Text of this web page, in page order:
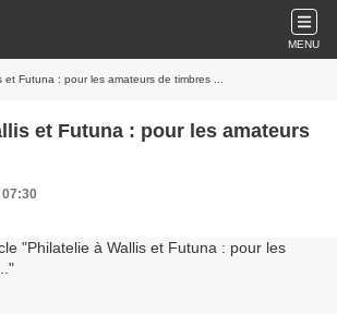
MENU
et Futuna : pour les amateurs de timbres ...
et Futuna : pour les amateurs
07:30